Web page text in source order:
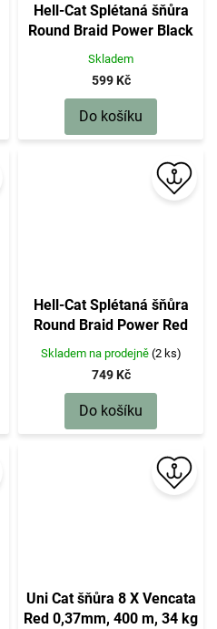
Hell-Cat Splétaná šňůra
Round Braid Power Black
200m|0,50mm, 57,50kg
Skladem
599 Kč
Do košíku
Hell-Cat Splétaná šňůra
Round Braid Power Red
200m|0,70mm, 85kg
Skladem na prodejně (2 ks)
749 Kč
Do košíku
Uni Cat šňůra 8 X Vencata
Red 0,37mm, 400 m, 34 kg